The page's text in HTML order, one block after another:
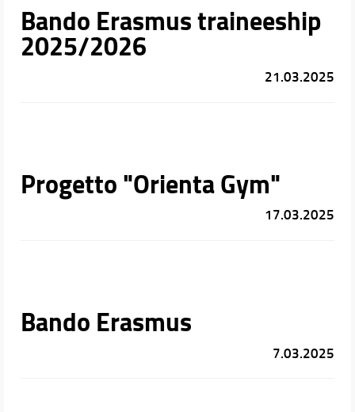
Bando Erasmus traineeship
2025/2026
21.03.2025
Progetto "Orienta Gym"
17.03.2025
Bando Erasmus
7.03.2025